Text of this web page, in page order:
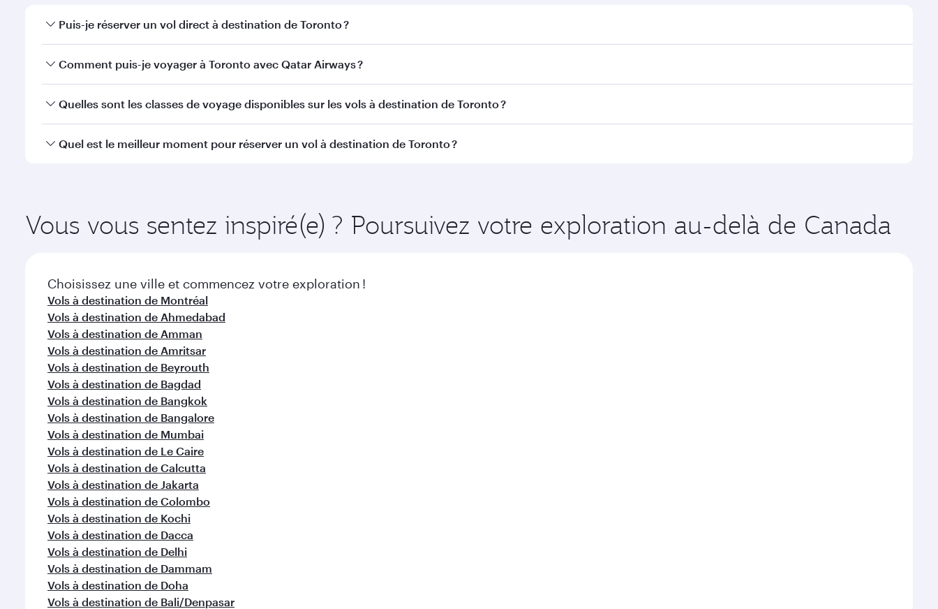
Puis-je réserver un vol direct à destination de Toronto ?
Oui, Qatar Airways opère des vols directs vers Toronto. Recherchez les vols depuis notre page d'accueil pour trouver les horaires et la fréquence des vols.
Comment puis-je voyager à Toronto avec Qatar Airways ?
Vous pouvez voyager directement à Toronto avec Qatar Airways. Nous desservons plus de 150 destinations via Doha, avec des correspondances fluides et
Quelles sont les classes de voyage disponibles sur les vols à destination de Toronto ?
La disponibilité des classes de voyage dépend de l'itinéraire et de la compagnie aérienne opérant le vol. Sur les vols opérés par Qatar Airways, vous pouvez
Quel est le meilleur moment pour réserver un vol à destination de Toronto ?
Vous vous sentez inspiré(e) ? Poursuivez votre exploration au-delà de Canada
Choisissez une ville et commencez votre exploration !
Vols à destination de Montréal
Vols à destination de Ahmedabad
Vols à destination de Amman
Vols à destination de Amritsar
Vols à destination de Beyrouth
Vols à destination de Bagdad
Vols à destination de Bangkok
Vols à destination de Bangalore
Vols à destination de Mumbai
Vols à destination de Le Caire
Vols à destination de Calcutta
Vols à destination de Jakarta
Vols à destination de Colombo
Vols à destination de Kochi
Vols à destination de Dacca
Vols à destination de Delhi
Vols à destination de Dammam
Vols à destination de Doha
Vols à destination de Bali/Denpasar